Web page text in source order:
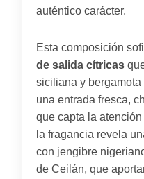
auténtico carácter.
Esta composición
de salida cítricas
siciliana y
una entrada fresca,
que capta la
la fragancia revela
con jengibre
de Ceilán, que